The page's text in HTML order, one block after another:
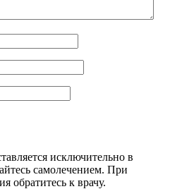
исключительно в
самолечением. При
обратитесь к врачу.